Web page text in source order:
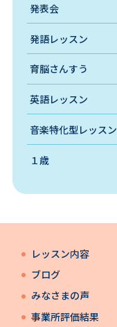
発表会
発語レッスン
育脳さんすう
英語レッスン
音楽特化型レッスン
１歳
レッスン内容
ブログ
みなさまの声
事業所評価結果